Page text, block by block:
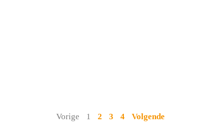
Vorige 1 2 3 4 Volgende